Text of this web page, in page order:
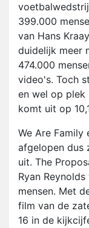
399.000
van Hans
duidelijk meer
474.000
video's. Toch
en wel op plek
komt uit op
We Are Family
afgelopen dus
uit. The
Ryan
mensen. Met
film van de
16 in de